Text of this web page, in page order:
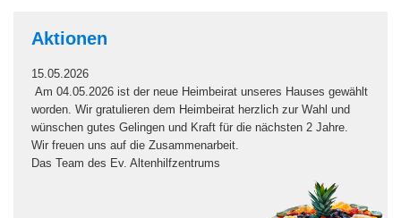
Aktionen
15.05.2026
Am 04.05.2026 ist der neue Heimbeirat unseres Hauses gewählt
worden. Wir gratulieren dem Heimbeirat herzlich zur Wahl und
wünschen gutes Gelingen und Kraft für die nächsten 2 Jahre.
Wir freuen uns auf die Zusammenarbeit.
Das Team des Ev. Altenhilfzentrums